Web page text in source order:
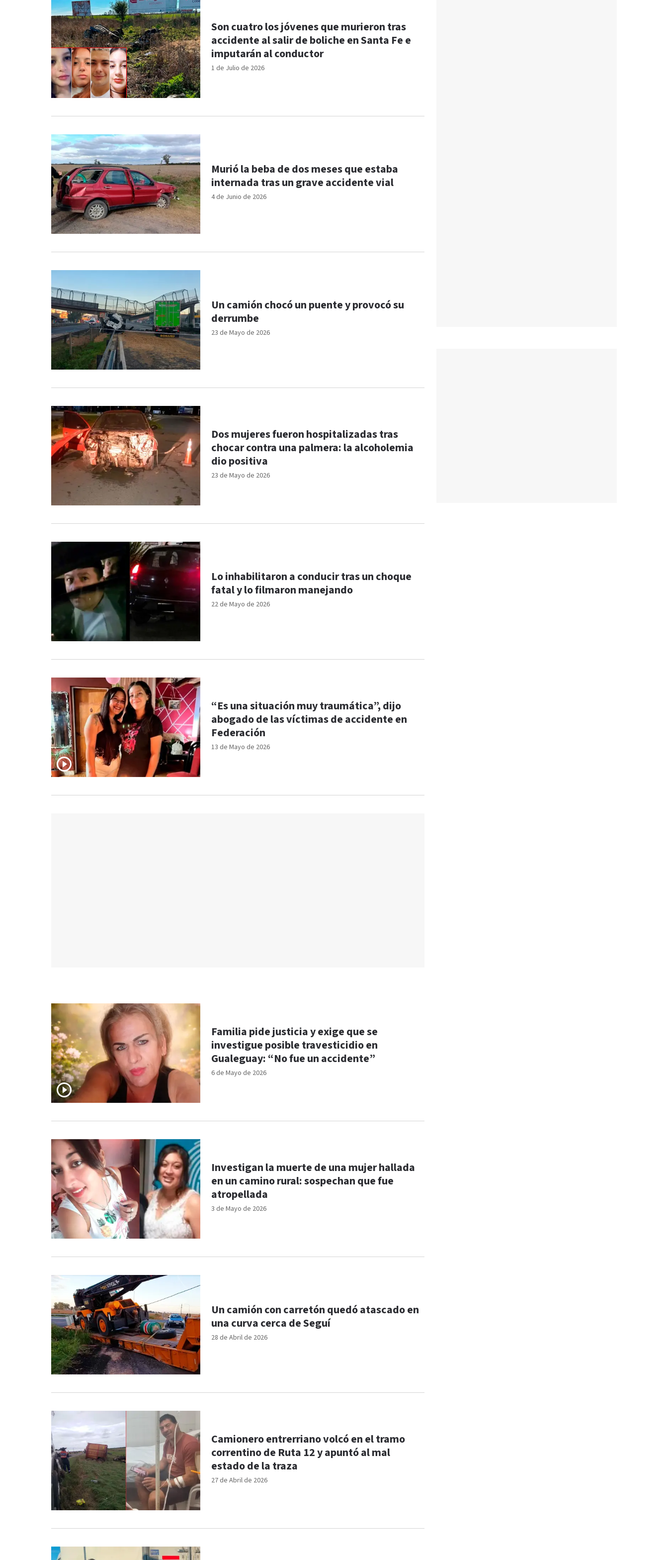
1 de Julio de 2026
Son cuatro los jóvenes que murieron tras
accidente al salir de boliche en Santa Fe e
imputarán al conductor
4 de Junio de 2026
Murió la beba de dos meses que estaba
internada tras un grave accidente vial
23 de Mayo de 2026
Un camión chocó un puente y provocó su
derrumbe
23 de Mayo de 2026
Dos mujeres fueron hospitalizadas tras
chocar contra una palmera: la alcoholemia
dio positiva
22 de Mayo de 2026
Lo inhabilitaron a conducir tras un choque
fatal y lo filmaron manejando
13 de Mayo de 2026
“Es una situación muy traumática”, dijo
abogado de las víctimas de accidente en
Federación
6 de Mayo de 2026
Familia pide justicia y exige que se
investigue posible travesticidio en
Gualeguay: “No fue un accidente”
3 de Mayo de 2026
Investigan la muerte de una mujer hallada
en un camino rural: sospechan que fue
atropellada
28 de Abril de 2026
Un camión con carretón quedó atascado en
una curva cerca de Seguí
27 de Abril de 2026
Camionero entrerriano volcó en el tramo
correntino de Ruta 12 y apuntó al mal
estado de la traza